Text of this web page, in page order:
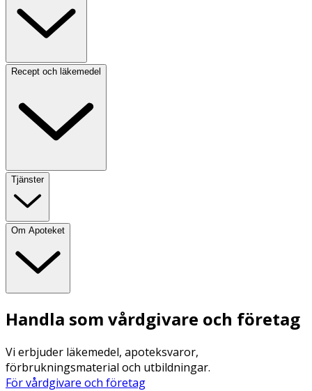
Recept och läkemedel
Tjänster
Om Apoteket
Handla som vårdgivare och företag
Vi erbjuder läkemedel, apoteksvaror,
förbrukningsmaterial och utbildningar.
För vårdgivare och företag